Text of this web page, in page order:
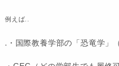
例えば..
.・国際教養学部の 「恐竜学」